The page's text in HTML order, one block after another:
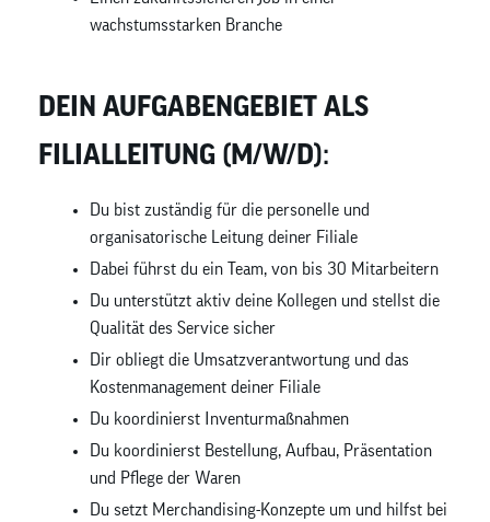
wachstumsstarken Branche
DEIN AUFGABENGEBIET ALS
FILIALLEITUNG (M/W/D):
Du bist zuständig für die personelle und
organisatorische Leitung deiner Filiale
Dabei führst du ein Team, von bis 30 Mitarbeitern
Du unterstützt aktiv deine Kollegen und stellst die
Qualität des Service sicher
Dir obliegt die Umsatzverantwortung und das
Kostenmanagement deiner Filiale
Du koordinierst Inventurmaßnahmen
Du koordinierst Bestellung, Aufbau, Präsentation
und Pflege der Waren
Du setzt Merchandising-Konzepte um und hilfst bei